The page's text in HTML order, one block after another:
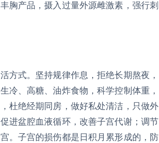
胸产品，摄入过量外源雌激素，强行刺
方式。坚持规律作息，拒绝长期熬夜，
冷、高糖、油炸食物，科学控制体重，
杜绝经期同房，做好私处清洁，只做外
进盆腔血液循环，改善子宫代谢；调节
。子宫的损伤都是日积月累形成的，防